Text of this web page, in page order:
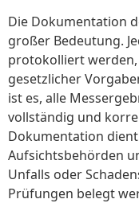
Die Dokumentation
großer Bedeutung.
protokolliert
gesetzlicher
ist es, alle
vollständig und
Dokumentation
Aufsichtsbehörden
Unfalls oder
Prüfungen belegt